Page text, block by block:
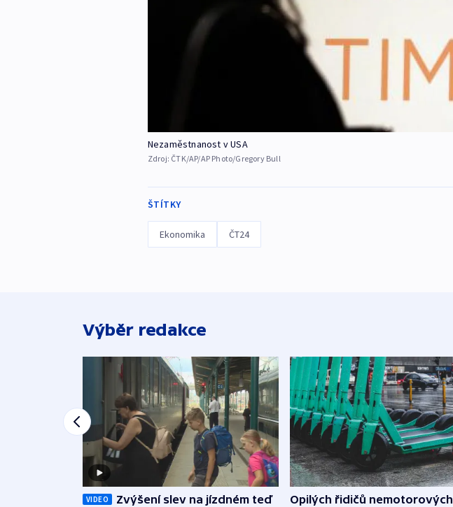
Nezaměstnanost v USA
Zdroj: ČTK/AP/AP Photo/Gregory Bull
ŠTÍTKY
Ekonomika ČT24
Výběr redakce
VIDEO Zvýšení slev na jízdném teď
Opilých řidičů nemotorových